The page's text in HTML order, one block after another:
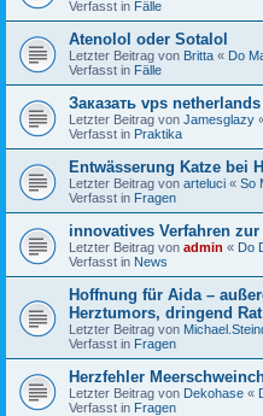
Verfasst in Fälle
Atenolol oder Sotalol
Letzter Beitrag von Britta « Do
Verfasst in Fälle
Заказать vps
Letzter Beitrag von Jamesglazy
Verfasst in Praktika
Entwässerung Katze bei
Letzter Beitrag von arteluci « So
Verfasst in Fragen
innovatives Verfahren
Letzter Beitrag von admin « Do
Verfasst in News
Hoffnung für Aida –
Herztumors, dringend
Letzter Beitrag von
Verfasst in Fragen
Herzfehler
Letzter Beitrag von Dekohase «
Verfasst in Fragen